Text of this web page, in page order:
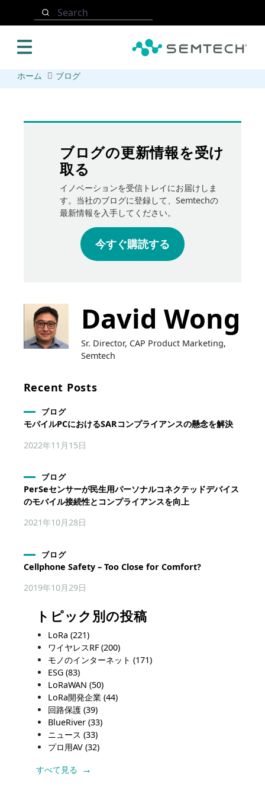
Search
ホーム ブログ
ブログの更新情報を受け
取る
イノベーションを受信トレイにお届けしま
す。当社のブログに登録して、Semtechの
最新情報を入手してください。
今すぐ購読する
David Wong
Sr. Director, CAP Product Marketing,
Semtech
Recent Posts
ブログ
モバイルPCにおけるSARコンプライアンスの懸念を解決
2022年11月15日
ブログ
PerSeセンサーが民生用パーソナルコネクテッドデバイス
のモバイル接続性とコンプライアンスを向上
2021年10月28日
ブログ
Cellphone Safety – Too Close for Comfort?
2019年10月29日
トピック別の投稿
LoRa(221)
ワイヤレスRF(200)
モノのインターネット(171)
ESG(83)
LoRaWAN(50)
LoRa開発企業(44)
回路保護(39)
BlueRiver(33)
ニュース(33)
プロ用AV(32)
すべて見る